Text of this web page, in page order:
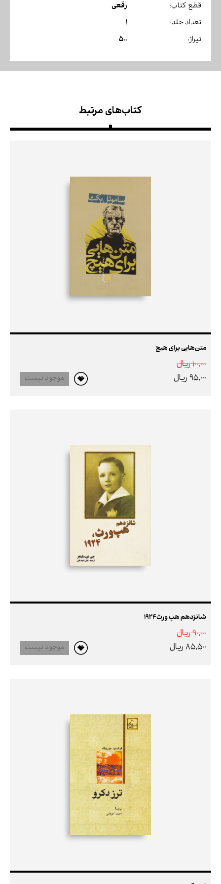
قطع کتاب: رقعی
تعداد جلد: 1
تیراژ: 500
کتاب‌های مرتبط
متن‌هایی برای هیچ
100,000 ريال
95,000 ريال
موجود نیست
شانزدهم هپ ورث1924
90,000 ريال
85,500 ريال
موجود نیست